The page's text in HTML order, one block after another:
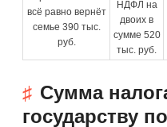
всё равно вернёт
семье 390 тыс.
руб.
НДФЛ на
двоих в
сумме 520
тыс. руб.
Сумма
государству